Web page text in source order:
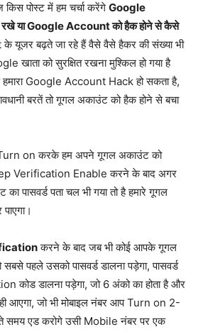
पोस्ट में हम चर्चा करेंगे Google
या Google Account को हैक होने से कैसे
बढ़ते जा रहे हैं वैसे वैसे हैकर की संख्या भी
खाता को सुरक्षित रखना मुश्किल हो गया है
हमारा Google Account Hack हो सकता है,
बरतें तो गूगल अकाउंट को हैक होने से बचा
on करके हम अपने गूगल अकाउंट को
Verification Enable करने के बाद अगर
पासवर्ड पता चल भी गया तो है हमारे गूगल
करने के बाद जब भी कोई आपके गूगल
पहले उसको पासवर्ड डालना पड़ेगा, पासवर्ड
कोड डालना पड़ेगा, जो 6 अंको का होता है और
आएगा, जो भी मोबाइल नंबर आप Turn on 2-
एड करोगे उसी Mobile नंबर पर एक